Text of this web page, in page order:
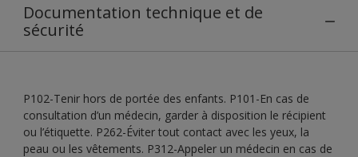
Documentation technique et de
sécurité
P102-Tenir hors de portée des enfants. P101-En cas de
consultation d’un médecin, garder à disposition le récipient
ou l’étiquette. P262-Éviter tout contact avec les yeux, la
peau ou les vêtements. P312-Appeler un médecin en cas de